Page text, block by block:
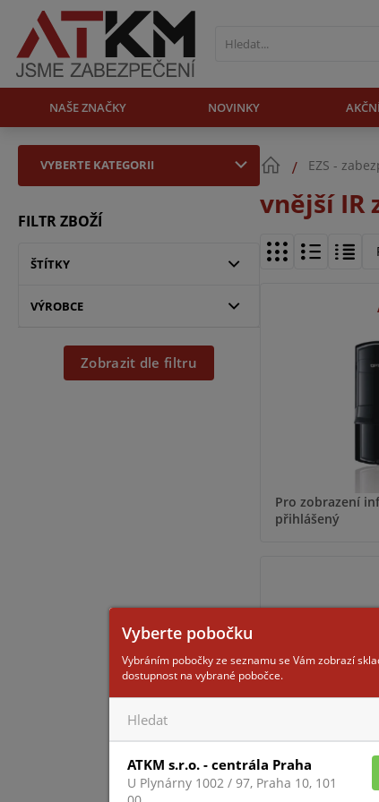
NAŠE ZNAČKY NOVINKY
VYBERTE KATEGORII
FILTR ZBOŽÍ
ŠTÍTKY
VÝROBCE
Zobrazit dle filtru
EZS -
vnější IR
Pro zobrazení
přihlášený
Pro zobrazení
přihlášený
Vyberte pobočku
Vybráním pobočky ze seznamu se Vám zobrazí
dostupnost na vybrané pobočce.
ATKM s.r.o. - centrála Praha
U Plynárny 1002 / 97, Praha 10, 101